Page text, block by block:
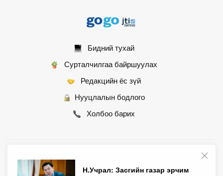
Н.Учрал: Засгийн газар эрчим
Бидний тухай
Сурталчилгаа байршуулах
Редакцийн ёс зүй
Нууцлалын бодлого
Холбоо барих
© 2007 - 2026 Монгол Контент ХХК • Бүх эрх хуулиар хамгаалагдсан